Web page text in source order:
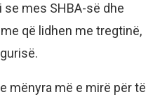
se mes SHBA-së dhe
që lidhen me tregtinë,
mënyra më e mirë për të